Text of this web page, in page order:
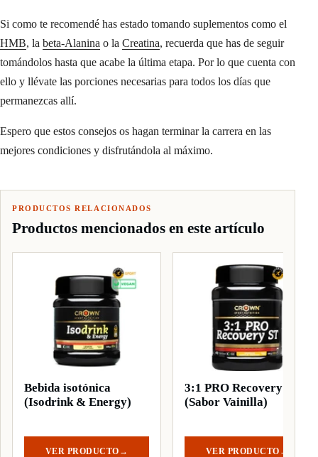
Si como te recomendé has estado tomando suplementos como el
HMB, la beta-Alanina o la Creatina, recuerda que has de seguir
tomándolos hasta que acabe la última etapa. Por lo que cuenta con
ello y llévate las porciones necesarias para todos los días que
permanezcas allí.
Espero que estos consejos os hagan terminar la carrera en las
mejores condiciones y disfrutándola al máximo.
PRODUCTOS RELACIONADOS
Productos mencionados en este artículo
Bebida isotónica
(Isodrink & Energy)
VER PRODUCTO →
3:1 PRO Recovery ST
(Sabor Vainilla)
VER PRODUCTO →